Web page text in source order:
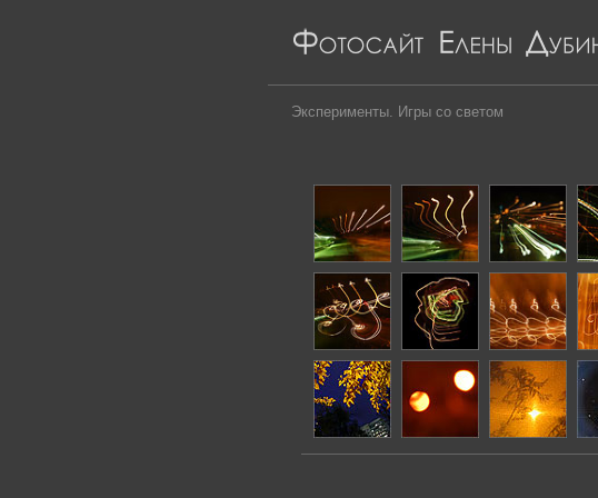
Эксперименты. Игры со светом